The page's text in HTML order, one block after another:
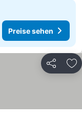
Preise sehen
Teilen